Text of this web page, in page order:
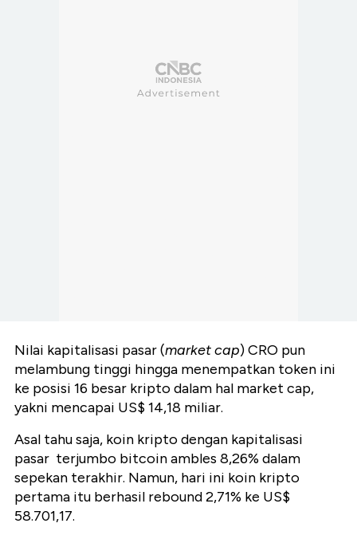
Nilai kapitalisasi pasar (market cap) CRO pun
melambung tinggi hingga menempatkan token ini
ke posisi 16 besar kripto dalam hal market cap,
yakni mencapai US$ 14,18 miliar.
Asal tahu saja, koin kripto dengan kapitalisasi
pasar terjumbo bitcoin ambles 8,26% dalam
sepekan terakhir. Namun, hari ini koin kripto
pertama itu berhasil rebound 2,71% ke US$
58.701,17.